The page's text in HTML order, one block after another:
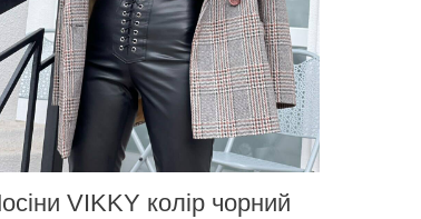
VIKKY колір чорний